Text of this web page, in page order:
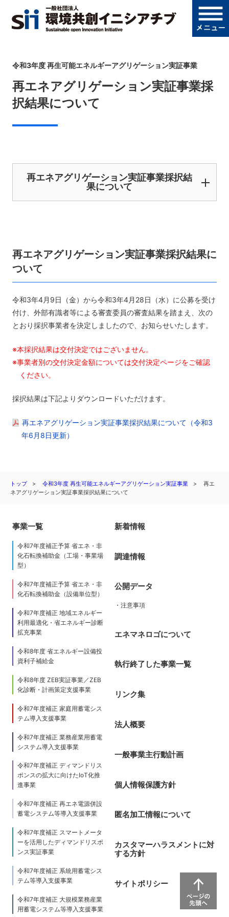
令和3年度 再生可能エネルギーアグリゲーション実証事業
再エネアグリゲーション実証事業採
択結果について
再エネアグリゲーション実証事業採択結
果について
再エネアグリゲーション実証事業採択結果に
ついて
令和3年4月9日（金）から令和3年4月28日（水）に公募を受け
付け、外部有識者等による審査委員の審査結果を踏まえ、次の
とおり採択事業者を決定しましたので、お知らせいたします。
※本採択結果は交付決定ではございません。
※事業者別の交付決定金額については交付決定ページをご確認
ください。
採択結果は下記よりダウンロードいただけます。
再エネアグリゲーション実証事業採択結果について（令和3
年6月8日更新）
トップ 令和3年度 再生可能エネルギーアグリゲーション実証事業
再エ
ネアグリゲーション実証事業採択結果について
事業一覧
令和7年度補正予算 省エネ・非
化石転換補助金（工場・事業場
型）
令和7年度補正予算 省エネ・非
化石転換補助金（設備単位型）
令和7年度補正 地域エネルギー
利用最適化・省エネルギー診断
拡充事業
令和8年度 省エネルギー設備投
資利子補給金
令和8年度 ZEB実証事業／ZEB
化診断・計画策定支援事業
令和7年度補正 家庭用蓄電シス
テム導入支援事業
令和7年度補正 業務産業用蓄電
システム導入支援事業
令和7年度補正 ディマンドリス
ポンスの拡大に向けたIoT化推
進事業
令和7年度補正 再エネ電源併設
蓄電システム等導入支援事業
令和7年度補正 スマートメータ
ーを活用したディマンドリスポ
ンス実証事業
令和7年度補正 系統用蓄電シス
テム等導入支援事業
令和7年度補正 大規模業務産業
用蓄電システム等導入支援事業
新着情報
調達情報
公開データ
・注意事項
エネマネロゴについて
執行終了した事業一覧
リンク集
法人概要
一般事業主行動計画
個人情報保護方針
匿名加工情報について
カスタマーハラスメントに対
する方針
サイトポリシー